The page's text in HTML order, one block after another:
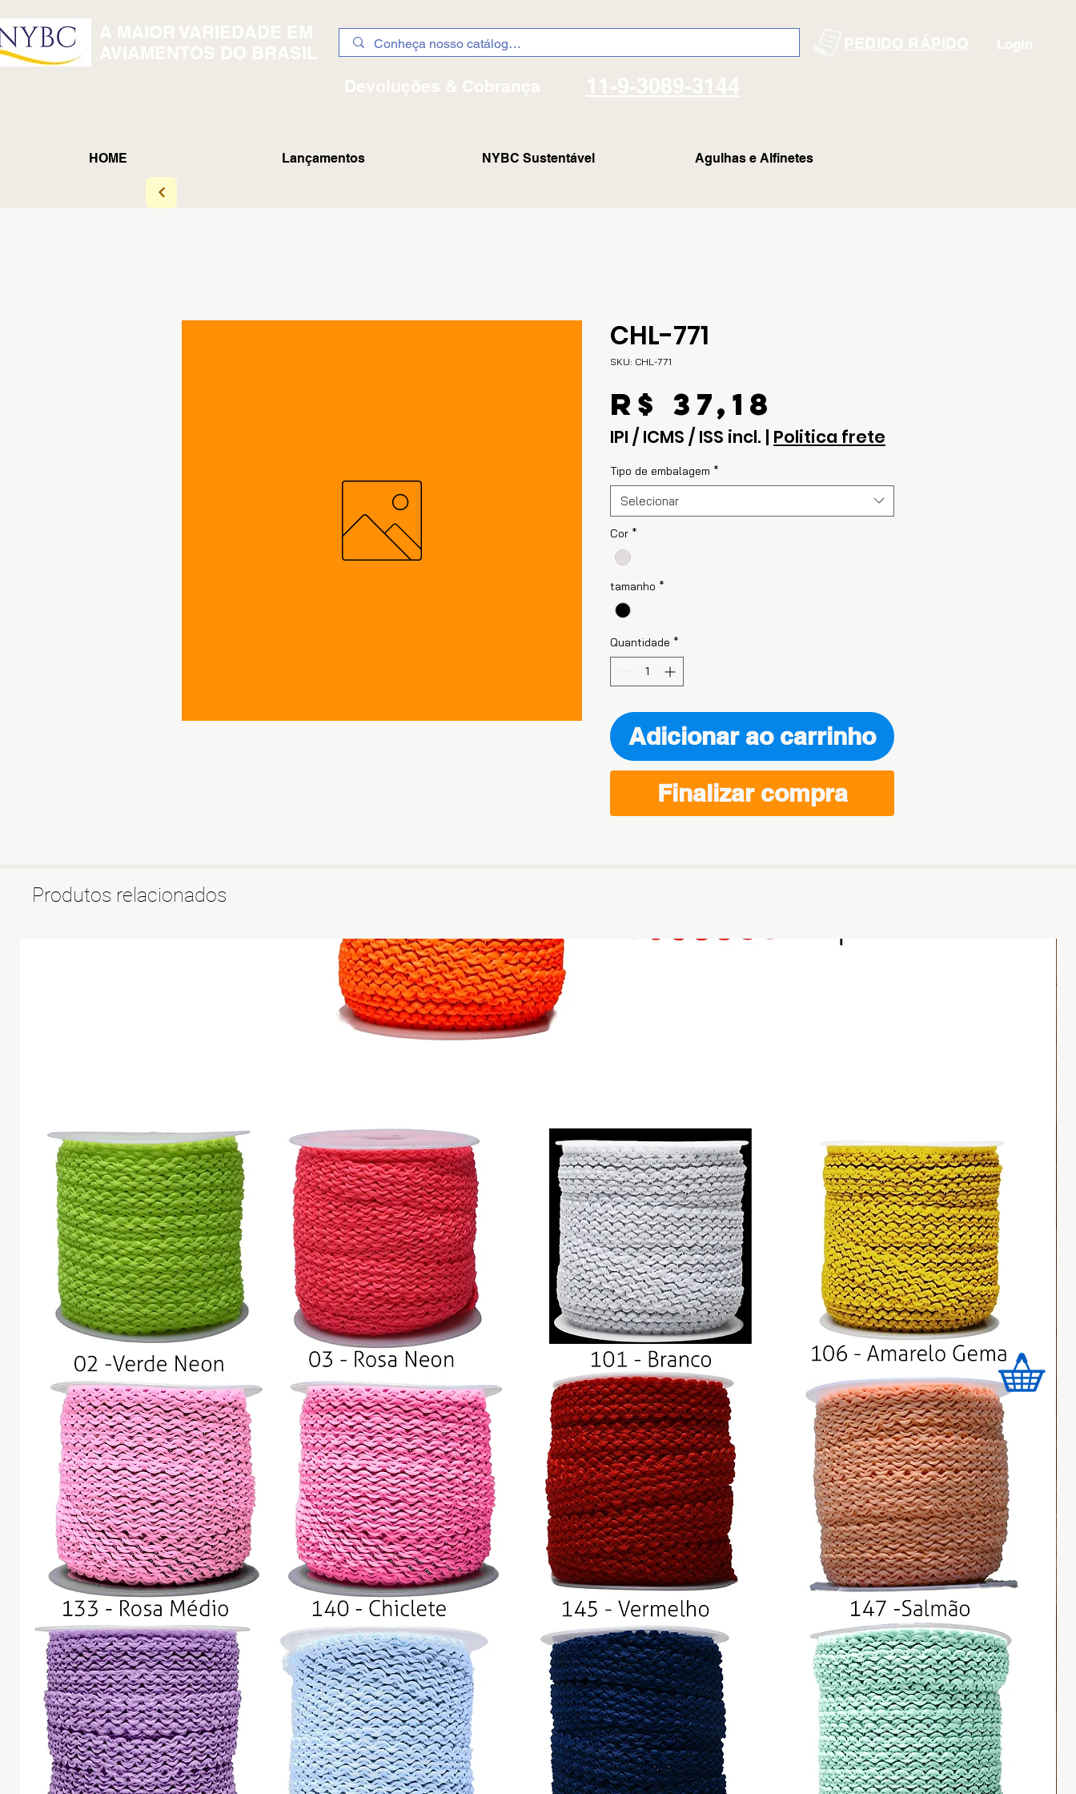
A MAIOR VARIEDADE EM
AVIAMENTOS DO BRASIL
PEDIDO RÁPIDO Login
Devoluções & Cobrança 11-9-3089-3144
CHL-771
SKU: CHL-771
R$ 37,18
IPI / ICMS / ISS incl. | Politica frete
Tipo de embalagem *
Selecionar
Cor *
tamanho *
Quantidade *
Adicionar ao carrinho
Finalizar compra
Produtos relacionados
HOME Lançamentos NYBC Sustentável Agulhas e Alfinetes